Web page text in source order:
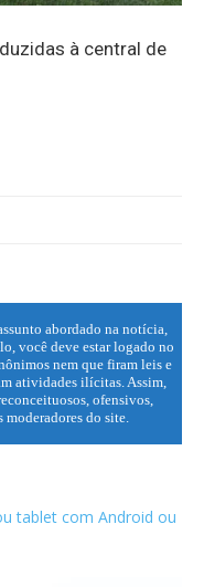
à central de
abordado na notícia,
você deve estar logado no
nem que firam leis e
atividades ilícitas. Assim,
ofensivos,
do site.